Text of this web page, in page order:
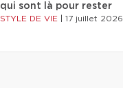
qui sont là pour rester
STYLE DE VIE 17 juillet 2026